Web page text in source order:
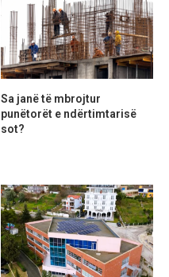
Sa janë të mbrojtur
punëtorët e ndërtimtarisë
sot?